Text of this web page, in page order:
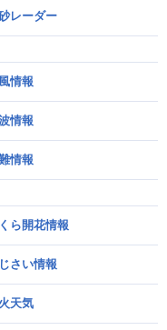
レーダー
情報
情報
情報
ら開花情報
さい情報
天気